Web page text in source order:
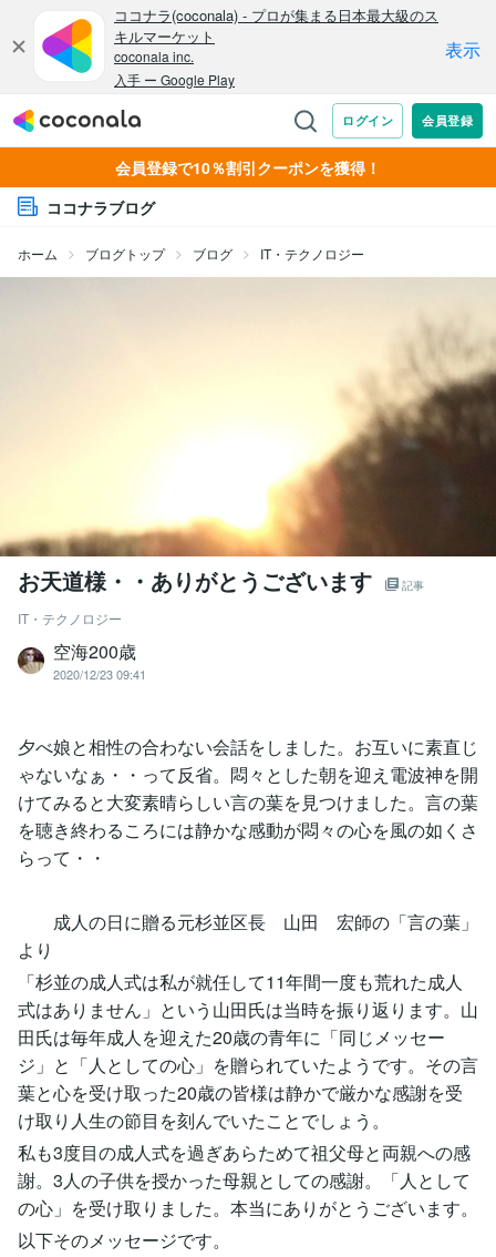
会員登録で10％割引クーポンを獲得！
ココナラブログ
ホーム ブログトップ ブログ IT・テクノロジー
お天道様・・ありがとうございます 記事
IT・テクノロジー
空海200歳
2020/12/23 09:41
夕べ娘と相性の合わない会話をしました。お互いに素直じ
ゃないなぁ・・って反省。悶々とした朝を迎え電波神を開
けてみると大変素晴らしい言の葉を見つけました。言の葉
を聴き終わるころには静かな感動が悶々の心を風の如くさ
らって・・
成人の日に贈る元杉並区長 山田 宏師の「言の葉」
より
「杉並の成人式は私が就任して11年間一度も荒れた成人
式はありません」という山田氏は当時を振り返ります。山
田氏は毎年成人を迎えた20歳の青年に「同じメッセー
ジ」と「人としての心」を贈られていたようです。その言
葉と心を受け取った20歳の皆様は静かで厳かな感謝を受
け取り人生の節目を刻んでいたことでしょう。
私も3度目の成人式を過ぎあらためて祖父母と両親への感
謝。3人の子供を授かった母親としての感謝。「人として
の心」を受け取りました。本当にありがとうございます。
以下そのメッセージです。